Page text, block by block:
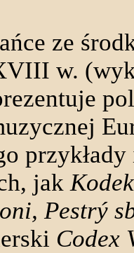
ze
w.
jak
Pestrý
Codex